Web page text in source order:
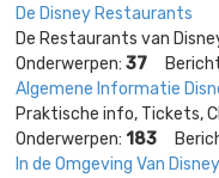
De Disney Restaurants
De Restaurants van
Onderwerpen: 37
Algemene Informatie
Praktische info, Tickets,
Onderwerpen: 183
In de Omgeving Van